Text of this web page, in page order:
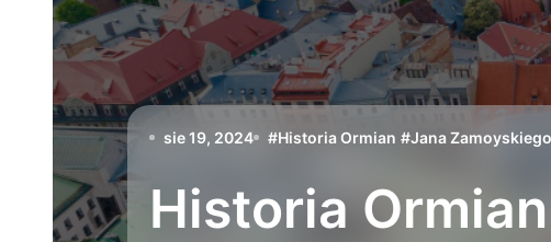
sie 19, 2024 #Historia Ormian #Jana Zamoyskiego
Historia